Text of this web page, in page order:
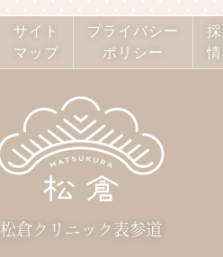
サイト
マップ
プライバシー
ポリシー
松倉クリニック表参道